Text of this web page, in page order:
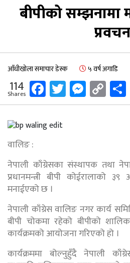
बीपीको सम्झनामा
प्रवचन
आँधीखोला समाचार डेस्क ५ वर्ष अगाडि
114
Shares Facebook
TwitterCopy
वालिङ :
नेपाली काँग्रेसका संस्थापक तथा
प्रधानमन्त्री बीपी कोईरालाको
मनाईएको छ ।
नेपाली काँग्रेस वालिङ नगर कार्य
बीपी चोकमा रहेको बीपीको
कार्यक्रमको आयोजना गरिएको हो ।
कार्यक्रममा बोल्नुहुँदै नेपाली